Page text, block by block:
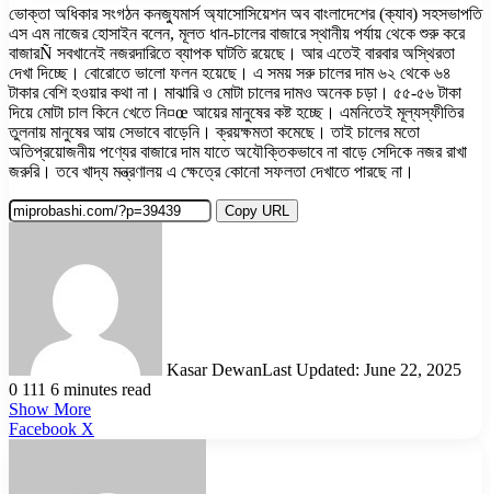
ভোক্তা অধিকার সংগঠন কনজ্যুমার্স অ্যাসোসিয়েশন অব বাংলাদেশের (ক্যাব) সহসভাপতি
এস এম নাজের হোসাইন বলেন, মূলত ধান-চালের বাজারে স্থানীয় পর্যায় থেকে শুরু করে
বাজারÑ সবখানেই নজরদারিতে ব্যাপক ঘাটতি রয়েছে। আর এতেই বারবার অস্থিরতা
দেখা দিচ্ছে। বোরোতে ভালো ফলন হয়েছে। এ সময় সরু চালের দাম ৬২ থেকে ৬৪
টাকার বেশি হওয়ার কথা না। মাঝারি ও মোটা চালের দামও অনেক চড়া। ৫৫-৫৬ টাকা
দিয়ে মোটা চাল কিনে খেতে নি¤œ আয়ের মানুষের কষ্ট হচ্ছে। এমনিতেই মূল্যস্ফীতির
তুলনায় মানুষের আয় সেভাবে বাড়েনি। ক্রয়ক্ষমতা কমেছে। তাই চালের মতো
অতিপ্রয়োজনীয় পণ্যের বাজারে দাম যাতে অযৌক্তিকভাবে না বাড়ে সেদিকে নজর রাখা
জরুরি। তবে খাদ্য মন্ত্রণালয় এ ক্ষেত্রে কোনো সফলতা দেখাতে পারছে না।
Copy URL
Kasar DewanLast Updated: June 22, 2025
0 111 6 minutes read
Show More
Facebook X